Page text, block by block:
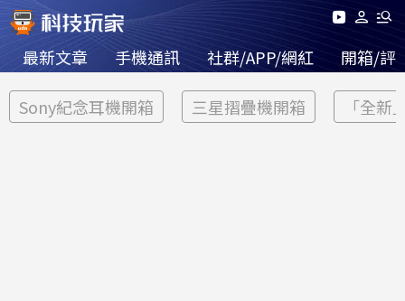
最新文章 手機通訊 社群/APP/網紅 開箱/評
Sony紀念耳機開箱 三星摺疊機開箱 「全新